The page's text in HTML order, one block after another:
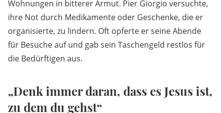
Wohnungen in bitterer Armut. Pier Giorgio versuchte,
ihre Not durch Medikamente oder Geschenke, die er
organisierte, zu lindern. Oft opferte er seine Abende
für Besuche auf und gab sein Taschengeld restlos für
die Bedürftigen aus.
„Denk immer daran, dass es Jesus ist,
zu dem du gehst“